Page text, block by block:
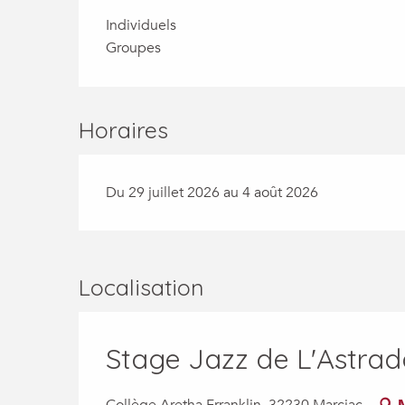
Individuels
Groupes
Horaires
Du 29 juillet 2026 au 4 août 2026
Localisation
Stage Jazz de